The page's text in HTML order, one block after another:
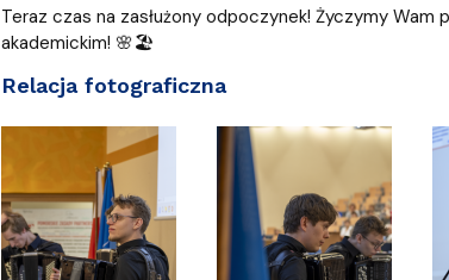
Teraz czas na zasłużony odpoczynek! Życzymy Wam
akademickim! 🌸🏖️
Relacja fotograficzna